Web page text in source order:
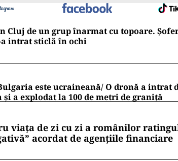
Cluj de un grup înarmat cu topoare.
a intrat sticlă în ochi
este ucraineană/ O dronă a intrat
a explodat la 100 de metri de graniţă
viața de zi cu zi a românilor
acordat de agențiile financiare